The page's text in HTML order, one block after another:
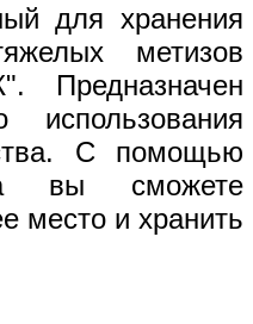
для хранения
метизов
Предназначен
использования
С помощью
вы сможете
место и хранить